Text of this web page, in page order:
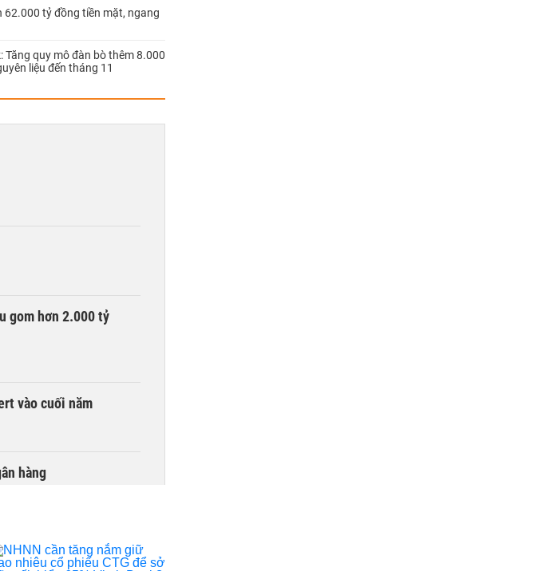
62.000 tỷ đồng tiền mặt, ngang
Tăng quy mô đàn bò thêm 8.000
liệu đến tháng 11
gom hơn 2.000 tỷ
vào cuối năm
hàng
đồng